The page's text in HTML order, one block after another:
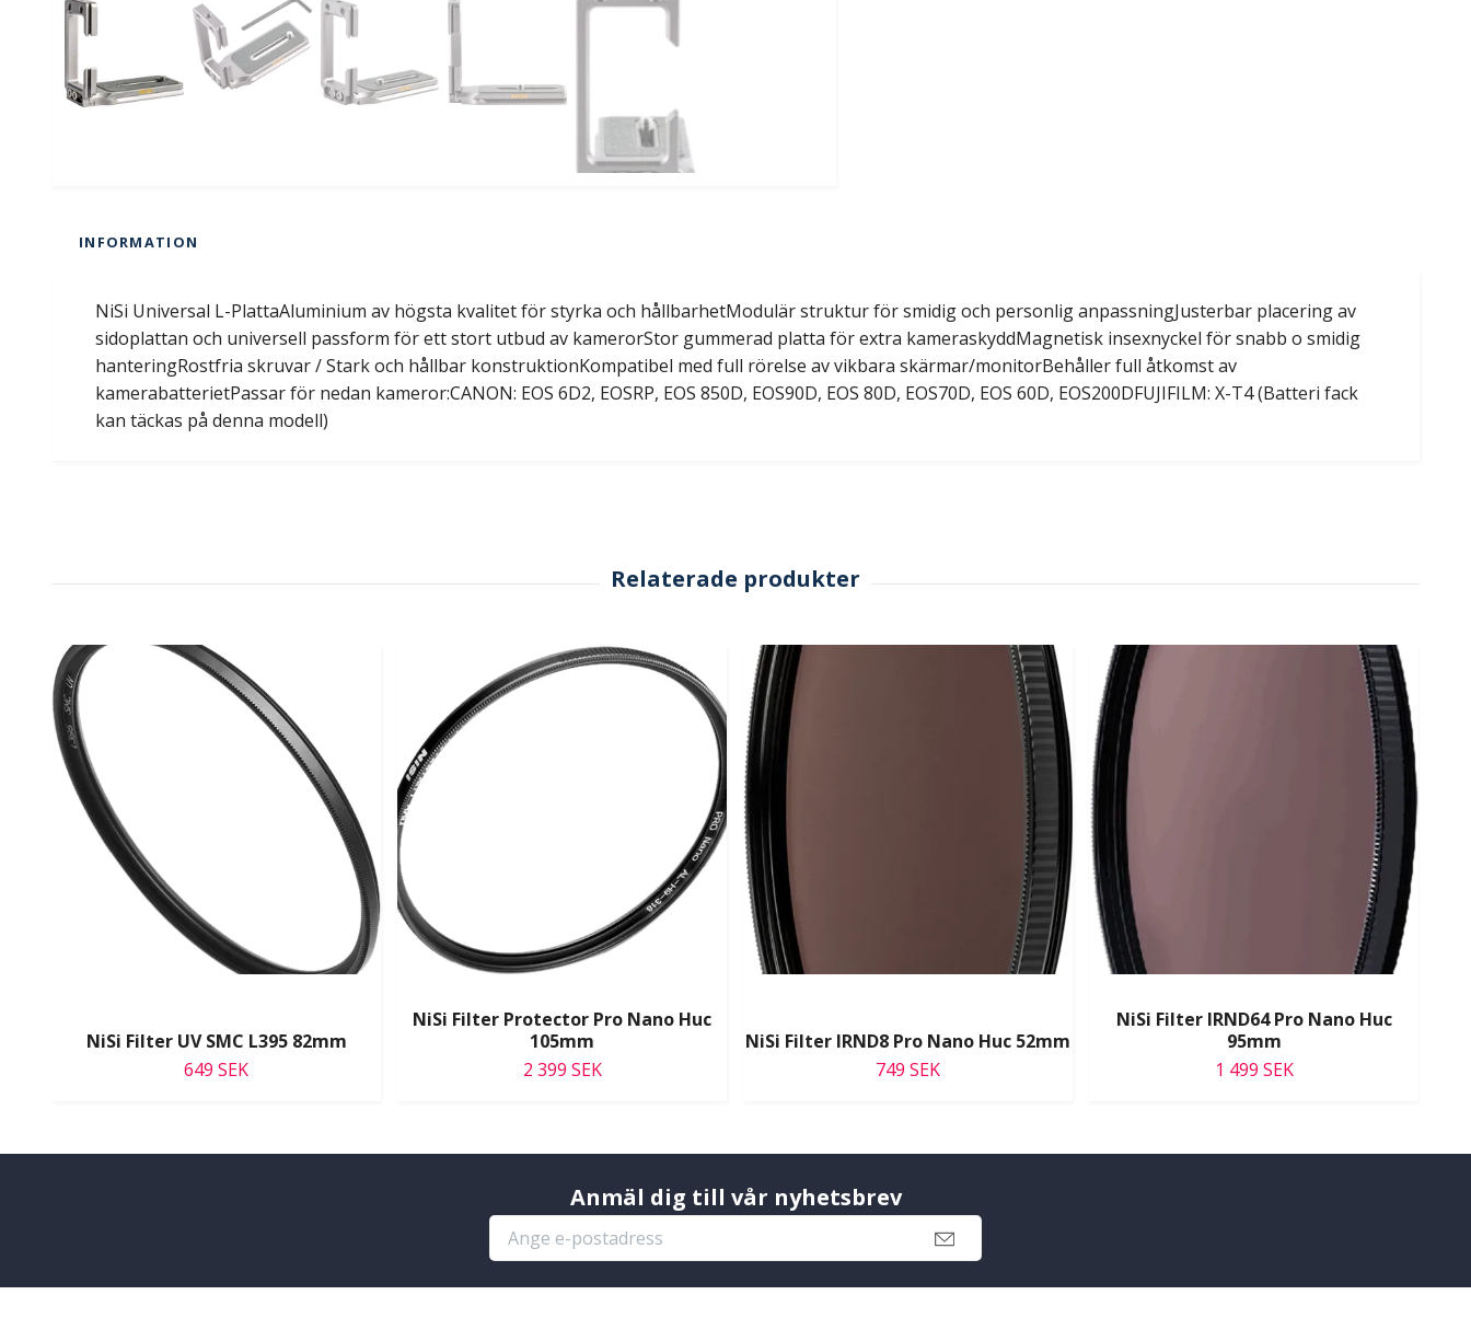
INFORMATION
NiSi Universal L-PlattaAluminium av högsta kvalitet för styrka och hållbarhetModulär struktur för smidig och personlig anpassningJusterbar placering av
sidoplattan och universell passform för ett stort utbud av kamerorStor gummerad platta för extra kameraskyddMagnetisk insexnyckel för snabb o smidig
hanteringRostfria skruvar / Stark och hållbar konstruktionKompatibel med full rörelse av vikbara skärmar/monitorBehåller full åtkomst av
kamerabatterietPassar för nedan kameror:CANON: EOS 6D2, EOSRP, EOS 850D, EOS90D, EOS 80D, EOS70D, EOS 60D, EOS200DFUJIFILM: X-T4 (Batteri fack
kan täckas på denna modell)
NiSi Filter UV SMC L395 82mm
649 SEK
NiSi Filter Protector Pro Nano Huc
105mm
2 399 SEK
NiSi Filter IRND8 Pro Nano Huc 52mm
749 SEK
NiSi Filter IRND64 Pro Nano Huc
95mm
1 499 SEK
Anmäl dig till vår nyhetsbrev